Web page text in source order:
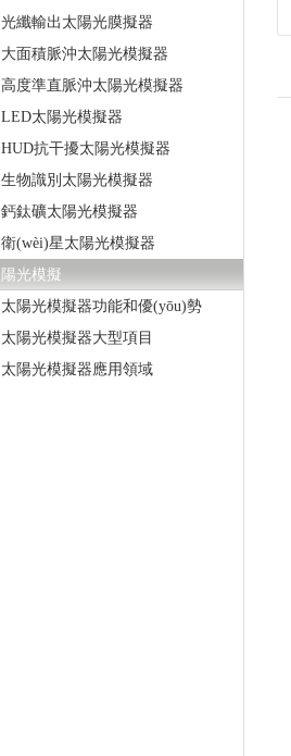
光纖輸出太陽光膜擬器
大面積脈沖太陽光模擬器
高度準直脈沖太陽光模擬器
LED太陽光模擬器
HUD抗干擾太陽光模擬器
生物識別太陽光模擬器
鈣鈦礦太陽光模擬器
衛(wèi)星太陽光模擬器
陽光模擬
太陽光模擬器功能和優(yōu)勢
太陽光模擬器大型項目
太陽光模擬器應用領域